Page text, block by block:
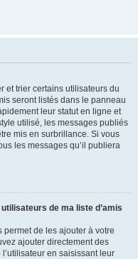
et trier certains utilisateurs du
seront listés dans le panneau
leur statut en ligne et
utilisé, les messages publiés
mis en surbrillance. Si vous
les messages qu’il publiera
de ma liste d’amis
permet de les ajouter à votre
ajouter directement des
en saisissant leur